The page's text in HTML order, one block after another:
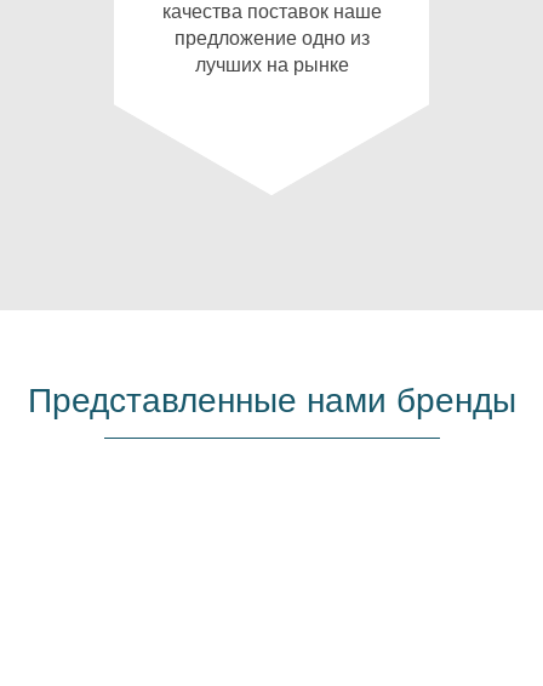
качества поставок наше
предложение одно из
лучших на рынке
Представленные нами бренды